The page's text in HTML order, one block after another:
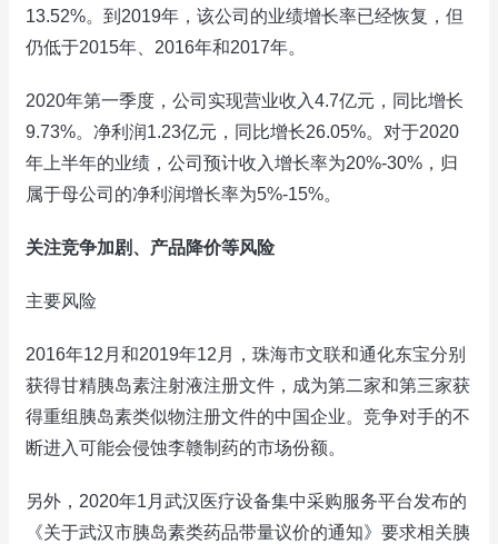
13.52%。到2019年，该公司的业绩增长率已经恢复，但
仍低于2015年、2016年和2017年。
2020年第一季度，公司实现营业收入4.7亿元，同比增长
9.73%。净利润1.23亿元，同比增长26.05%。对于2020
年上半年的业绩，公司预计收入增长率为20%-30%，归
属于母公司的净利润增长率为5%-15%。
关注竞争加剧、产品降价等风险
主要风险
2016年12月和2019年12月，珠海市文联和通化东宝分别
获得甘精胰岛素注射液注册文件，成为第二家和第三家获
得重组胰岛素类似物注册文件的中国企业。竞争对手的不
断进入可能会侵蚀李赣制药的市场份额。
另外，2020年1月武汉医疗设备集中采购服务平台发布的
《关于武汉市胰岛素类药品带量议价的通知》要求相关胰